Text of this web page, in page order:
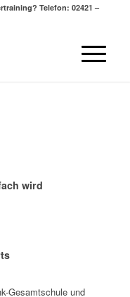
Telefon: 02421 –
wird
Gesamtschule und